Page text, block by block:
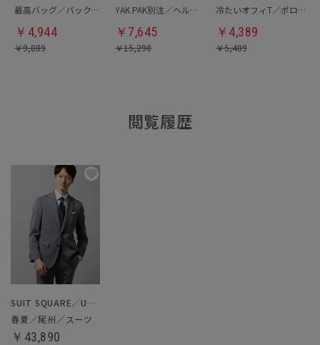
最高バッグ／バックパック
￥ 4,944
￥9,889
YAK PAK別注／ヘルメットバッグ
￥ 7,645
￥15,290
冷たいオフィT／ポロシャツ
￥ 4,389
￥5,489
閲覧履歴
SUIT SQUARE／UNIVERSAL LANGUAGE
春夏／尾州／スーツ
￥43,890